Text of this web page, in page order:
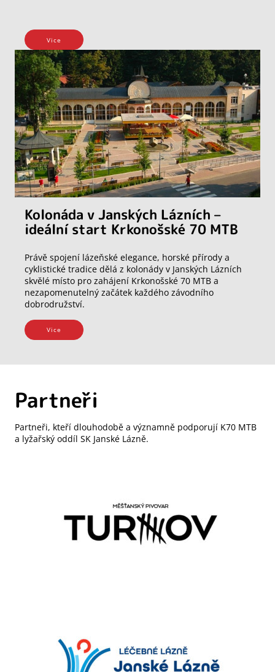
Vice
Kolonáda v Janských Lázních –
ideální start Krkonošské 70 MTB
Právě spojení lázeňské elegance, horské přírody a
cyklistické tradice dělá z kolonády v Janských Lázních
skvělé místo pro zahájení Krkonošské 70 MTB a
nezapomenutelný začátek každého závodního
dobrodružství.
Vice
Partneři
Partneři, kteří dlouhodobě a významně podporují K70 MTB
a lyžařský oddíl SK Janské Lázně.